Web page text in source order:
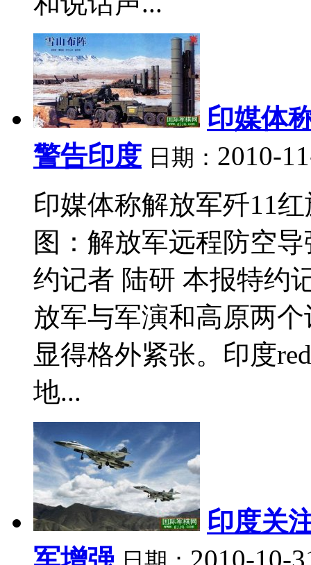
印媒体
警告印度 日期： 2010-
印媒体称解放军歼11
图：解放军远程防空
约记者 陆研 本报特约
放军与军演和高原两
显得格外紧张。印度
地...
印度关